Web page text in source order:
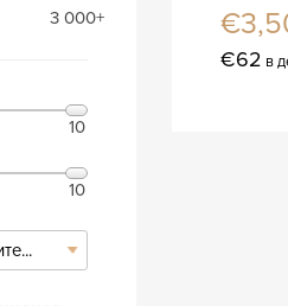
3 000+
10
10
€62 в